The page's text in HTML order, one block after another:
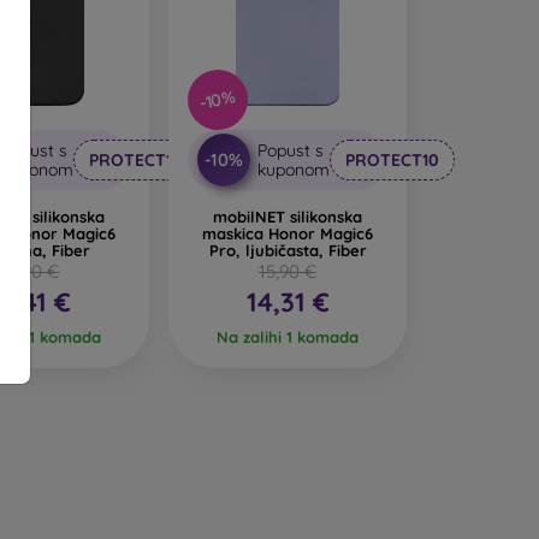
se od recikliranih materijala, pa se u prirodi
maskica za mobitel izrađenih od različitih
Popust s
kuponom
PROTECT10
silikonska
Honor Magic6
crna, Fiber
14,90 €
13,41 €
1 komada
-10%
-10%
Popust s
kuponom
PROTECT10
mobilNET silikonska
maskica Honor Magic6
Pro, ljubičasta, Fiber
15,90 €
14,31 €
Na zalihi 1 komada